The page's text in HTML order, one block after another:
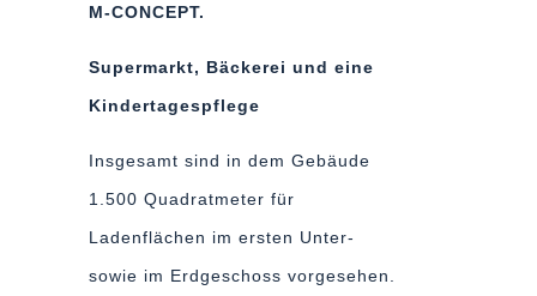
M-CONCEPT.
Supermarkt, Bäckerei und eine
Kindertagespflege
Insgesamt sind in dem Gebäude
1.500 Quadratmeter für
Ladenflächen im ersten Unter-
sowie im Erdgeschoss vorgesehen.